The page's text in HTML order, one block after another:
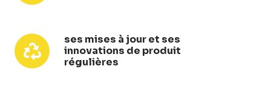
d'utilisation
le
terrain
ses mises à jour et ses
innovations de produit
régulières
ses
mises